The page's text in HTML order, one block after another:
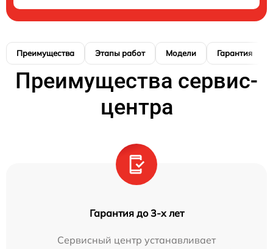
Преимущества Этапы работ Модели Гарантия
Преимущества сервис-
центра
Гарантия до 3-х лет
Сервисный центр устанавливает